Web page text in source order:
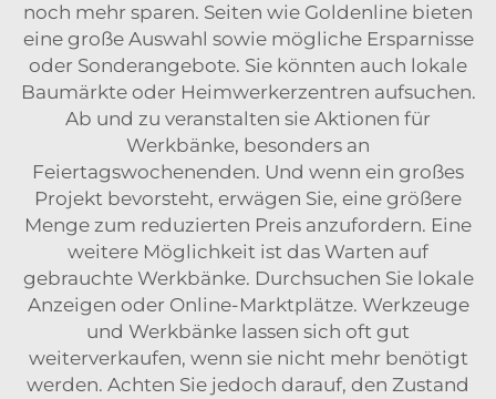
noch mehr sparen. Seiten wie Goldenline bieten
eine große Auswahl sowie mögliche Ersparnisse
oder Sonderangebote. Sie könnten auch lokale
Baumärkte oder Heimwerkerzentren aufsuchen.
Ab und zu veranstalten sie Aktionen für
Werkbänke, besonders an
Feiertagswochenenden. Und wenn ein großes
Projekt bevorsteht, erwägen Sie, eine größere
Menge zum reduzierten Preis anzufordern. Eine
weitere Möglichkeit ist das Warten auf
gebrauchte Werkbänke. Durchsuchen Sie lokale
Anzeigen oder Online-Marktplätze. Werkzeuge
und Werkbänke lassen sich oft gut
weiterverkaufen, wenn sie nicht mehr benötigt
werden. Achten Sie jedoch darauf, den Zustand